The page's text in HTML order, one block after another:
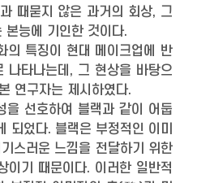
때묻지 않은 과거의 회상, 그
본능에 기인한 것이다.
의 특징이 현대 메이크업에 반
나타나는데, 그 현상을 바탕으
연구자는 제시하였다.
을 선호하여 블랙과 같이 어둡
되었다. 블랙은 부정적인 이미
스러운 느낌을 전달하기 위한
이기 때문이다. 이러한 일반적